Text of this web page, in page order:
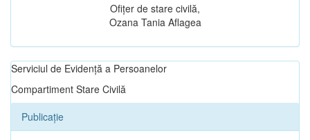
Ofițer de stare civilă,
Ozana Tania Aflagea
Serviciul de Evidență a Persoanelor
Compartiment Stare Civilă
Publicație